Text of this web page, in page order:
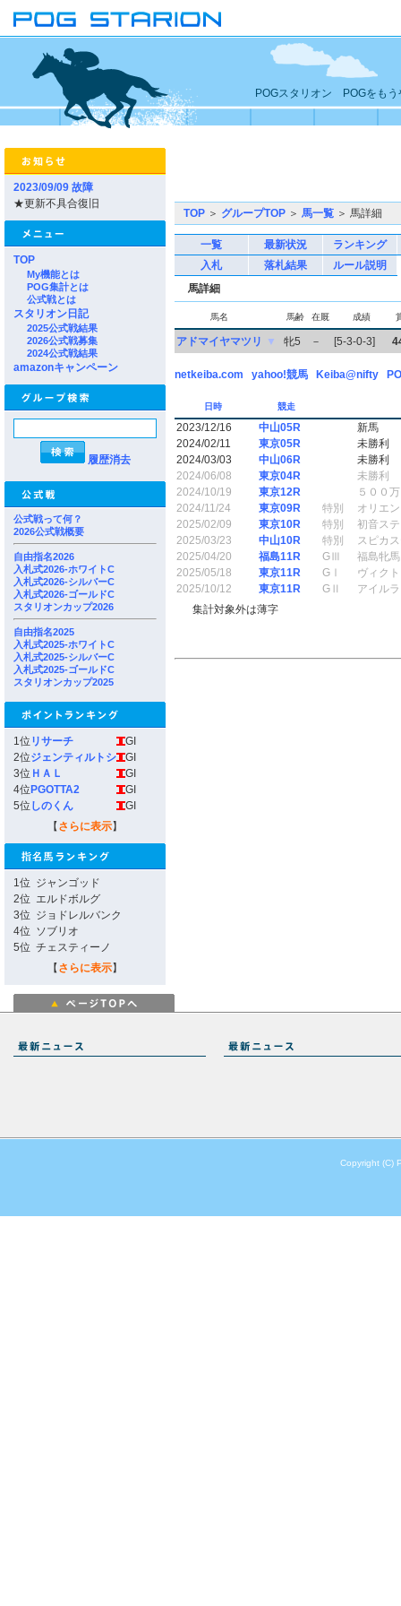
POGスタリオン POGをもう
2023/09/09 故障
★更新不具合復旧
TOP
My機能とは
POG集計とは
公式戦とは
スタリオン日記
2025公式戦結果
2026公式戦募集
2024公式戦結果
amazonキャンペーン
履歴消去
公式戦って何？
2026公式戦概要
自由指名2026
入札式2026-ホワイトC
入札式2026-シルバーC
入札式2026-ゴールドC
スタリオンカップ2026
自由指名2025
入札式2025-ホワイトC
入札式2025-シルバーC
入札式2025-ゴールドC
スタリオンカップ2025
1位 リサーチ
GI
2位ジェンティルトシ
GI
3位 ＨＡＬ
GI
4位 PGOTTA2
GI
5位 しのくん
GI
【 さらに表示】
1位 ジャンゴッド
2位 エルドボルグ
3位 ジョドレルバンク
4位 ソブリオ
5位 チェスティーノ
【 さらに表示】
TOP ＞ グループTOP ＞ 馬一覧 ＞ 馬詳細
一覧 最新状況
ランキング
入札
落札結果
ルール説明
馬詳細
馬名 馬齢 在厩 成績
アドマイヤマツリ ▼ 牝5 － [5-3-0-3]
netkeiba.com yahoo!競馬 Keiba@nifty
日時 競走
2023/12/16 中山05R
新馬
2024/02/11
東京05R
未勝利
2024/03/03
中山06R
未勝利
2024/06/08
東京04R
未勝利
2024/10/19
東京12R
５００
2024/11/24
東京09R 特別
オリエ
2025/02/09
東京10R 特別
初音ス
2025/03/23
中山10R 特別
スピカ
2025/04/20
福島11R GⅢ
福島牝
2025/05/18
東京11R GⅠ
ヴィク
2025/10/12
東京11R GⅡ
アイル
集計対象外は薄字
Copyright (C)